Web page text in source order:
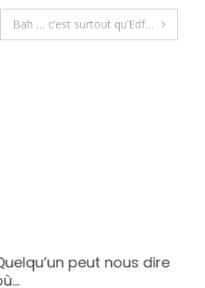
Bah … c’est surtout qu’Edf…
peut nous dire